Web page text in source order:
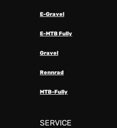
E-Gravel
E-MTB Fully
Gravel
Rennrad
MTB-Fully
SERVICE